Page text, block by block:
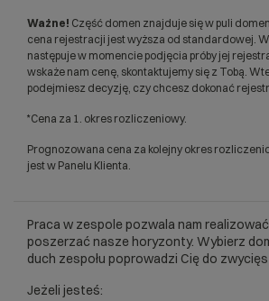
Ważne! Część domen znajduje się w puli
cena rejestracji jest wyższa od standardowej.
następuje w momencie podjęcia próby jej
wskaże nam cenę, skontaktujemy się z Tobą.
podejmiesz decyzję, czy chcesz dokonać
*Cena za 1. okres rozliczeniowy.
Prognozowana cena za kolejny okres
jest w Panelu Klienta.
Praca w zespole pozwala nam
poszerzać nasze horyzonty. Wybierz
duch zespołu poprowadzi Cię do
Jeżeli jesteś: